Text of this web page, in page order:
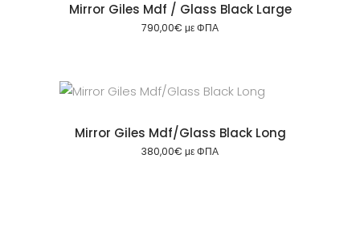
Mirror Giles Mdf / Glass Black Large
790,00€ με ΦΠΑ
Mirror Giles Mdf/Glass Black Long
380,00€ με ΦΠΑ